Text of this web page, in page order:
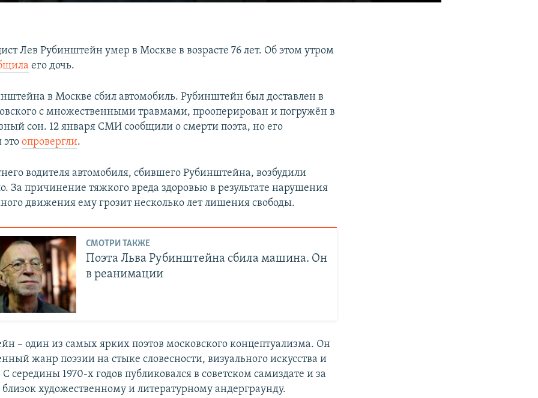
Лев Рубинштейн умер в Москве в возрасте 76 лет. Об этом утром
его дочь.
в Москве сбил автомобиль. Рубинштейн был доставлен в
с множественными травмами, прооперирован и погружён в
сон. 12 января СМИ сообщили о смерти поэта, но его
этоопровергли.
водителя автомобиля, сбившего Рубинштейна, возбудили
За причинение тяжкого вреда здоровью в результате нарушения
движения ему грозит несколько лет лишения свободы.
СМОТРИ ТАКЖЕ
Поэта Льва Рубинштейна сбила машина. Он
в реанимации
– один из самых ярких поэтов московского концептуализма. Он
жанр поэзии на стыке словесности, визуального искусства и
середины 1970-х годов публиковался в советском самиздате и за
художественному и литературному андерграунду.